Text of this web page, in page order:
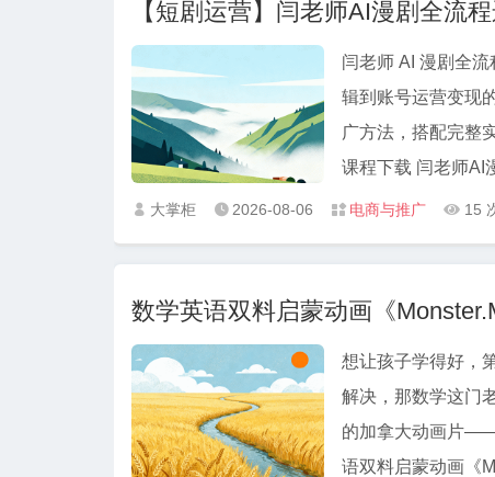
【短剧运营】闫老师AI漫剧全流
闫老师 AI 漫剧全
辑到账号运营变现
广方法，搭配完整
课程下载 闫
 大掌柜  2026-08-06  电商与推广  15
数学英语双料启蒙动画《
想让孩子学得好，
解决，那数学这门老大难，我
的加拿大动画片——《
语双料启蒙动画《